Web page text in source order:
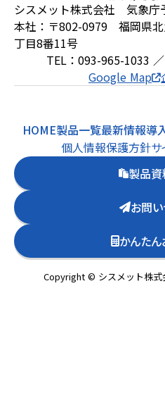
シスメット株式会社 気象
本社：〒802-0979 福岡県
丁目8番11号
TEL：093-965-1033
Google Map
HOME製品一覧最新情報導
個人情報保護方針サ
製品
お問
かんた
Copyright © シスメット株